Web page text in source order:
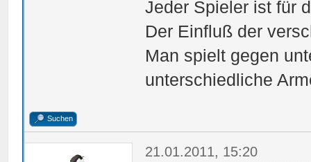
Jeder Spieler ist für
Der Einfluß der
Man spielt gegen
unterschiedliche
Suchen
21.01.2011, 15:20